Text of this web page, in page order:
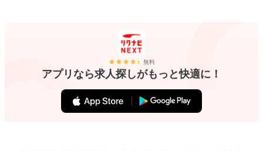
無料
アプリなら求人探しがもっと快適に！